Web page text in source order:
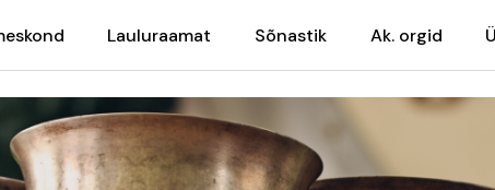
Lauluraamat Sõnastik Ak. orgid